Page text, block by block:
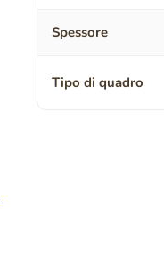
Spessore
Tipo di quadro